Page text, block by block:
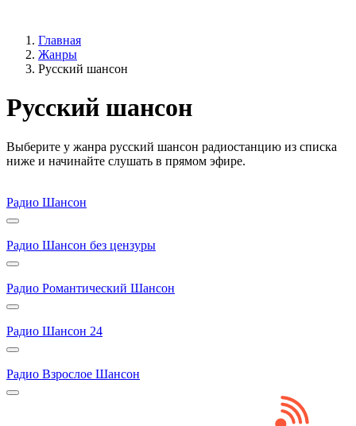
Главная
Жанры
Русский шансон
Русский шансон
Выберите у жанра русский шансон радиостанцию из списка
ниже и начинайте слушать в прямом эфире.
Радио Шансон
Радио Шансон без цензуры
Радио Романтический Шансон
Радио Шансон 24
Радио Взрослое Шансон